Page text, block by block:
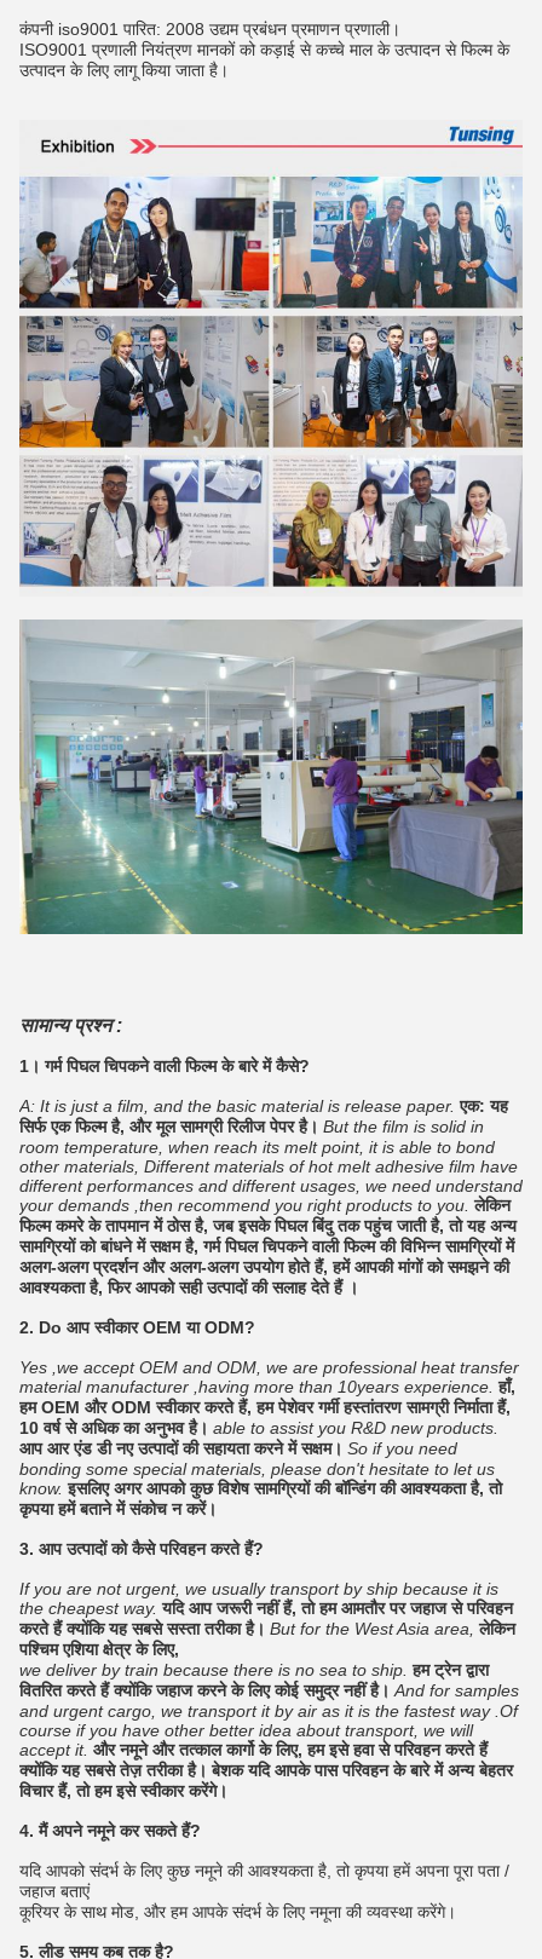
कंपनी iso9001 पारित: 2008 उद्यम प्रबंधन प्रमाणन प्रणाली।
ISO9001 प्रणाली नियंत्रण मानकों को कड़ाई से कच्चे माल के उत्पादन से फिल्म के
उत्पादन के लिए लागू किया जाता है।
सामान्य प्रश्न :
1। गर्म पिघल चिपकने वाली फिल्म के बारे में कैसे?
A: It is just a film, and the basic material is release paper. एक: यह
सिर्फ एक फिल्म है, और मूल सामग्री रिलीज पेपर है। But the film is solid in
room temperature, when reach its melt point, it is able to bond
other materials, Different materials of hot melt adhesive film have
different performances and different usages, we need understand
your demands ,then recommend you right products to you. लेकिन
फिल्म कमरे के तापमान में ठोस है, जब इसके पिघल बिंदु तक पहुंच जाती है, तो यह अन्य
सामग्रियों को बांधने में सक्षम है, गर्म पिघल चिपकने वाली फिल्म की विभिन्न सामग्रियों में
अलग-अलग प्रदर्शन और अलग-अलग उपयोग होते हैं, हमें आपकी मांगों को समझने की
आवश्यकता है, फिर आपको सही उत्पादों की सलाह देते हैं ।
2. Do आप स्वीकार OEM या ODM?
Yes ,we accept OEM and ODM, we are professional heat transfer
material manufacturer ,having more than 10years experience. हाँ,
हम OEM और ODM स्वीकार करते हैं, हम पेशेवर गर्मी हस्तांतरण सामग्री निर्माता हैं,
10 वर्ष से अधिक का अनुभव है। able to assist you R&D new products.
आप आर एंड डी नए उत्पादों की सहायता करने में सक्षम। So if you need
bonding some special materials, please don't hesitate to let us
know. इसलिए अगर आपको कुछ विशेष सामग्रियों की बॉन्डिंग की आवश्यकता है, तो
कृपया हमें बताने में संकोच न करें।
3. आप उत्पादों को कैसे परिवहन करते हैं?
If you are not urgent, we usually transport by ship because it is
the cheapest way. यदि आप जरूरी नहीं हैं, तो हम आमतौर पर जहाज से परिवहन
करते हैं क्योंकि यह सबसे सस्ता तरीका है। But for the West Asia area, लेकिन
पश्चिम एशिया क्षेत्र के लिए,
we deliver by train because there is no sea to ship. हम ट्रेन द्वारा
वितरित करते हैं क्योंकि जहाज करने के लिए कोई समुद्र नहीं है। And for samples
and urgent cargo, we transport it by air as it is the fastest way .Of
course if you have other better idea about transport, we will
accept it. और नमूने और तत्काल कार्गो के लिए, हम इसे हवा से परिवहन करते हैं
क्योंकि यह सबसे तेज़ तरीका है। बेशक यदि आपके पास परिवहन के बारे में अन्य बेहतर
विचार हैं, तो हम इसे स्वीकार करेंगे।
4. मैं अपने नमूने कर सकते हैं?
यदि आपको संदर्भ के लिए कुछ नमूने की आवश्यकता है, तो कृपया हमें अपना पूरा पता /
जहाज बताएं
कूरियर के साथ मोड, और हम आपके संदर्भ के लिए नमूना की व्यवस्था करेंगे।
5. लीड समय कब तक है?